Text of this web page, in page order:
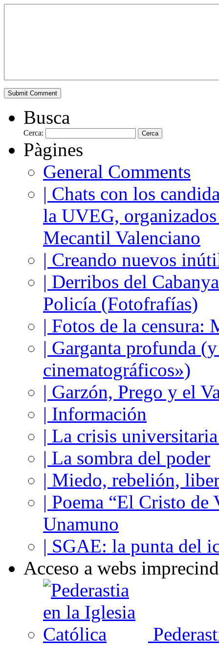
Busca
Cerca:
Pàgines
General Comments
| Chats con los
la UVEG,
Mecantil Valenciano
| Creando nuevos
| Derribos del
Policía (Fotofrafías)
| Fotos de la
| Garganta profunda
cinematográficos»)
| Garzón, Prego y el
| Información
| La crisis
| La sombra del poder
| Miedo, rebelión,
| Poema “El Cristo de
Unamuno
| SGAE: la punta del
Acceso a webs